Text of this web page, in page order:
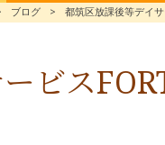
ブログ > 都筑区放課後等デイサ
ビス